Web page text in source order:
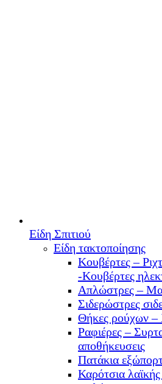
Είδη Σπιτιού
Είδη τακτοποίησης
Κουβέρτες –
-Κουβέρτες
Απλώστρες –
Σιδερώστρες
Θήκες ρούχων
Ραφιέρες –
αποθήκευσεις
Πατάκια
Καρότσια